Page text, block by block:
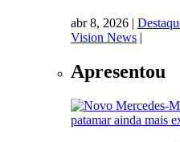
abr 8, 2026 |
Vision News |
Apresentou